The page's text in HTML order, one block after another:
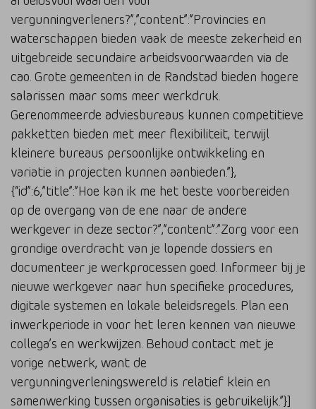
vergunningverleners?”,”content”:”Provincies en
waterschappen bieden vaak de meeste zekerheid en
uitgebreide secundaire arbeidsvoorwaarden via de
cao. Grote gemeenten in de Randstad bieden hogere
salarissen maar soms meer werkdruk.
Gerenommeerde adviesbureaus kunnen competitieve
pakketten bieden met meer flexibiliteit, terwijl
kleinere bureaus persoonlijke ontwikkeling en
variatie in projecten kunnen aanbieden.”},
{“id”:6,”title”:”Hoe kan ik me het beste voorbereiden
op de overgang van de ene naar de andere
werkgever in deze sector?”,”content”:”Zorg voor een
grondige overdracht van je lopende dossiers en
documenteer je werkprocessen goed. Informeer bij je
nieuwe werkgever naar hun specifieke procedures,
digitale systemen en lokale beleidsregels. Plan een
inwerkperiode in voor het leren kennen van nieuwe
collega’s en werkwijzen. Behoud contact met je
vorige netwerk, want de
vergunningverleningswereld is relatief klein en
samenwerking tussen organisaties is gebruikelijk.”}]